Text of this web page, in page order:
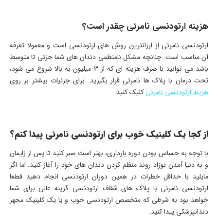
هزینه ارتودنسی نامرئی چقدر است؟
ارتودنسی نامرئی از ارزانترین روش های ارتودنسی است و معمولا تعرفه
آن مناسب است. چنانچه مشکل نامنظمی دندان های شما جزئی تا متوسط
باشد می توانید با صرف هزینه ای که از 3 میلیون به بالا شروع می شود،
تحت درمان با پلاک ها نامرئی قرار بگیرید. برای جزئیات بیشتر بر روی
هزینه ارتودنسی نامرئی کلیک کنید.
از کجا یک کلینیک خوب برای ارتودنسی نامرئی پیدا کنم؟
با توجه به حساس بودن دوره بارداری، بهتر است صبر کنید تا پس از زایمان
و به دنیا آمدن نوزاد روند منظم کردن دندان های خود را آغاز کنید. اما اگر
مایلید با حداقل خطرات در همین دوران ارتودنسی انجام دهید قطعا
ارتودنسی نامرئی با پلاک های شفاف ارتودنسی گزینه عالی برای شما
خواهد بود به شرطی که متخصص ارتودنسی خوب و یا یک کلینیک مجهز
دندانپزشکی پیدا کنید.